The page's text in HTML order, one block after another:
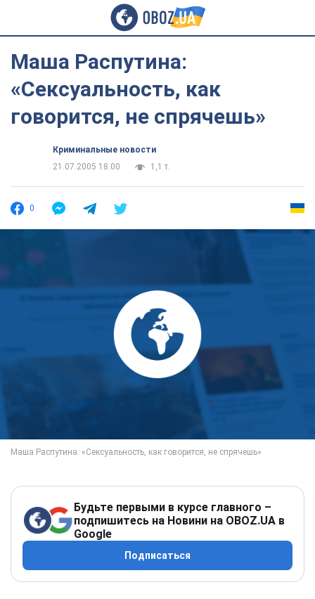
Маша Распутина:
«Сексуальность, как
говорится, не спрячешь»
Криминальные новости
21.07.2005 18:00
1,1 т.
0
Будьте первыми в курсе главного –
подпишитесь на Новини на OBOZ.UA в
Google
Подписаться